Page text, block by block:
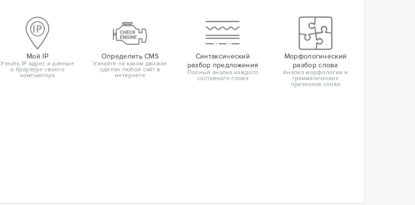
Мой IP
Узнать IP адрес и данные
о браузере своего
компьютера
Определить CMS
Узнайте на каком движке
сделан любой сайт в
интернете
Синтаксический
разбор предложения
Полный анализ каждого
составного слова
Морфологический
разбор слова
Анализ морфологии и
грамматических
признаков слова